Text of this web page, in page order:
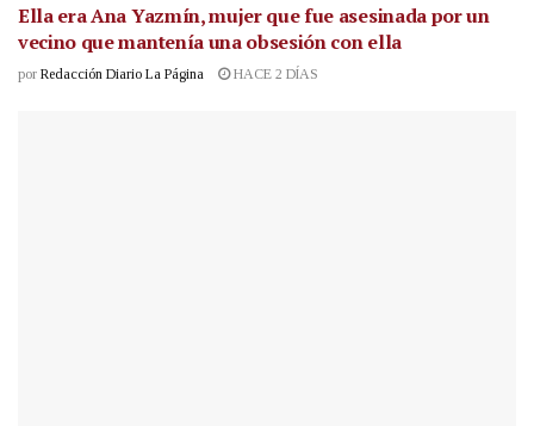
Ella era Ana Yazmín, mujer que fue asesinada por un
vecino que mantenía una obsesión con ella
por Redacción Diario La Página HACE 2 DÍAS